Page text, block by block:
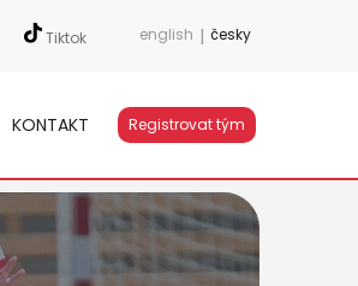
Tiktok english | česky
KONTAKT Registrovat tým